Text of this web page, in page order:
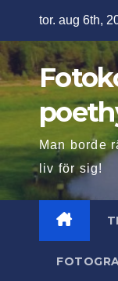
innehåll
tor. aug 6th,
Man borde
liv för sig!